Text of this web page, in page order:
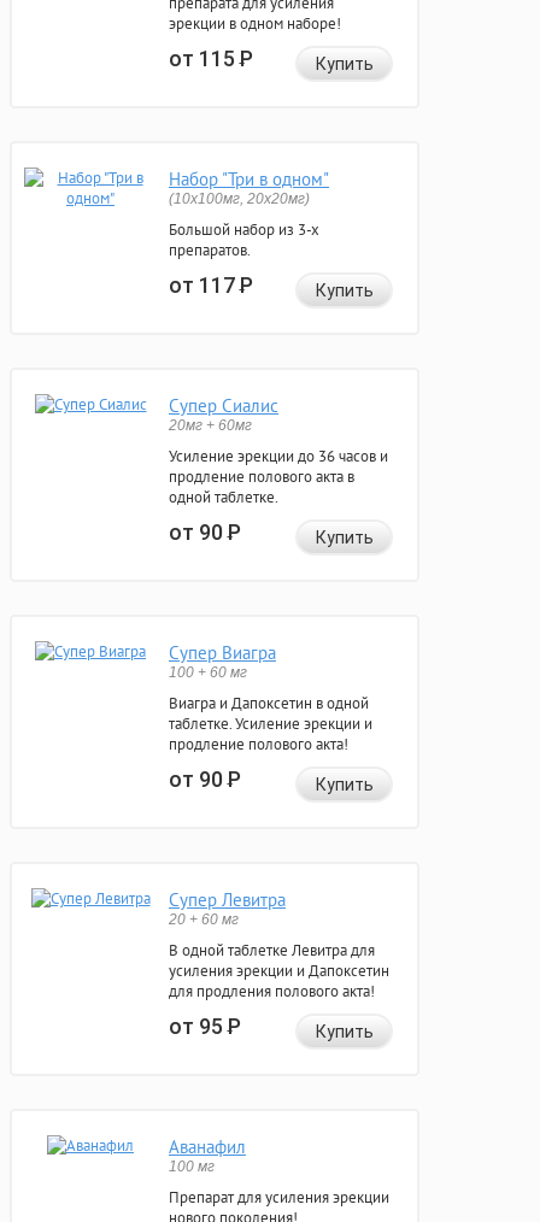
эрекции в одном наборе!
от 115Р Купить
Набор "Три в одном"
(10x100мг, 20x20мг)
Большой набор из 3-х
препаратов.
от 117Р Купить
Супер Сиалис
20мг + 60мг
Усиление эрекции до 36 часов и
продление полового акта в
одной таблетке.
от 90Р Купить
Супер Виагра
100 + 60 мг
Виагра и Дапоксетин в одной
таблетке. Усиление эрекции и
продление полового акта!
от 90Р Купить
Супер Левитра
20 + 60 мг
В одной таблетке Левитра для
усиления эрекции и Дапоксетин
для продления полового акта!
от 95Р Купить
Аванафил
100 мг
Препарат для усиления эрекции